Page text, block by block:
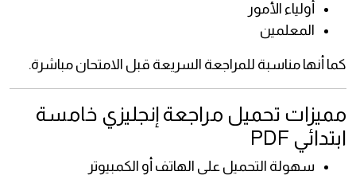
أولياء الأمور
المعلمين
كما أنها مناسبة للمراجعة السريعة قبل الامتحان مباشرة.
مميزات تحميل مراجعة إنجليزي خامسة
ابتدائي PDF
سهولة التحميل على الهاتف أو الكمبيوتر